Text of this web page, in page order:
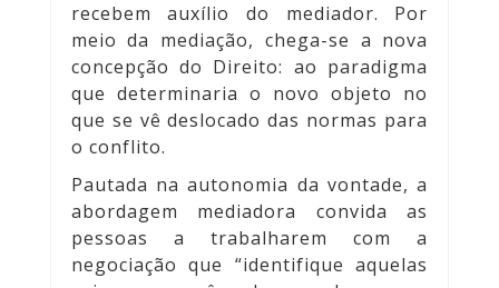
recebem auxílio do mediador. Por
meio da mediação, chega-se a nova
concepção do Direito: ao paradigma
que determinaria o novo objeto no
que se vê deslocado das normas para
o conflito.
Pautada na autonomia da vontade, a
abordagem mediadora convida as
pessoas a trabalharem com a
negociação que “identifique aquelas